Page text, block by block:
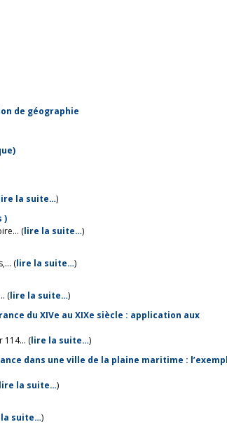
de géographie
la suite…)
1982) (Les )
(lire la suite…)
(lire la suite…)
(lire la suite…)
du XIVe au XIXe siècle : application aux
114... (lire la suite…)
dans une ville de la plaine maritime :
lire la suite…)
suite…)